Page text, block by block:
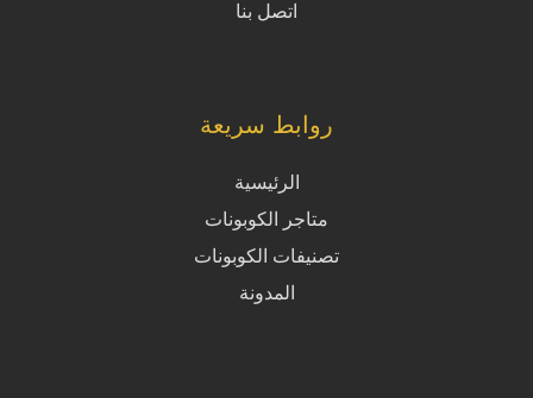
اتصل بنا
روابط سريعة
الرئيسية
متاجر الكوبونات
تصنيفات الكوبونات
المدونة